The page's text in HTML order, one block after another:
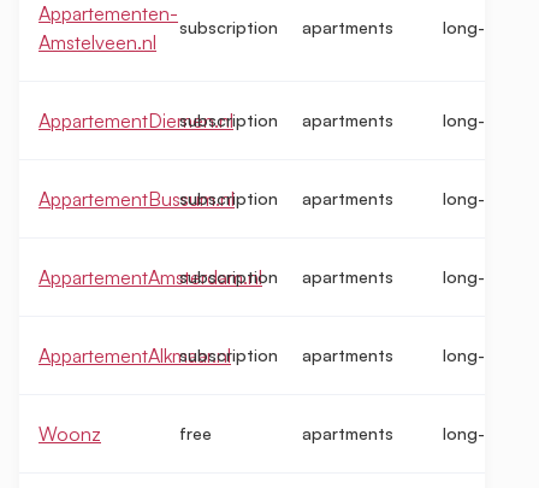
Appartementen-
Amstelveen.nl
subscription apartments long-term
AppartementDiemen.nl
subscription apartments long-term
AppartementBussum.nl
subscription apartments long-term
AppartementAmsterdam.nl
subscription apartments long-term
AppartementAlkmaar.nl
subscription apartments long-term
Woonz free apartments long-term